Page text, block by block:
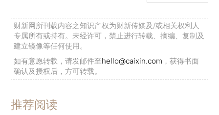
财新网所刊载内容之知识产权为财新传媒及/或相关权利人
专属所有或持有。未经许可，禁止进行转载、摘编、复制及
建立镜像等任何使用。
如有意愿转载，请发邮件至hello@caixin.com ，获得书面
确认及授权后，方可转载。
推荐阅读